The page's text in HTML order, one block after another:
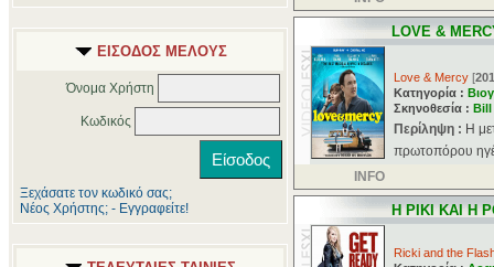
ΕΙΣΟΔΟΣ ΜΕΛΟΥΣ
Όνομα Χρήστη
Κωδικός
Ξεχάσατε τον κωδικό σας;
Νέος Χρήστης; - Εγγραφείτε!
LOVE &
Love & Mercy [
Κατηγορία :
Σκηνοθεσία : Bill
Περίληψη : Η
πρωτοπόρου
INFO
Η ΡΙΚΙ ΚΑΙ Η
Ricki and the